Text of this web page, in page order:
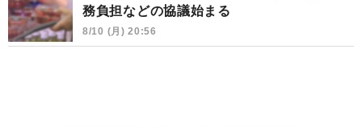
務負担などの協議始まる
8/10 (月) 20:56